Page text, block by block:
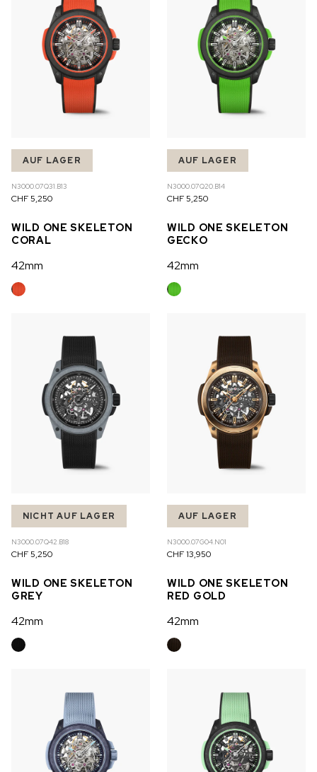
AUF LAGER
N3000.07Q31.B13
CHF 5,250
WILD ONE SKELETON
CORAL
42mm
AUF LAGER
N3000.07Q20.B14
CHF 5,250
WILD ONE SKELETON
GECKO
42mm
NICHT AUF LAGER
N3000.07Q42.B18
CHF 5,250
WILD ONE SKELETON
GREY
42mm
AUF LAGER
N3000.07G04.N01
CHF 13,950
WILD ONE SKELETON
RED GOLD
42mm